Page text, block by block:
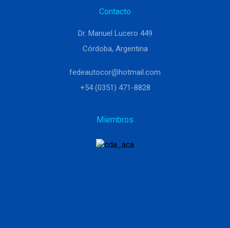
Contacto
Dr. Manuel Lucero 449
Córdoba, Argentina
fedeautocor@hotmail.com
+54 (0351) 471-8828
Miembros